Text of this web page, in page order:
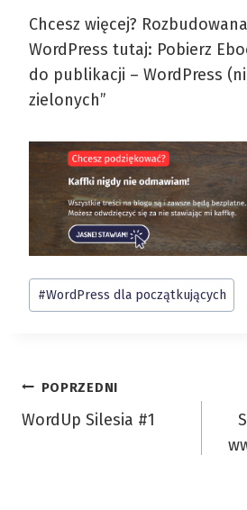
Chcesz więcej?
WordPress tutaj: Pobierz
do publikacji – WordPress
zielonych”
Tagi
wpisu:
#WordPress dla początkujących
Nawigacja
wpisu
POPRZEDNI
WordUp Silesia #1